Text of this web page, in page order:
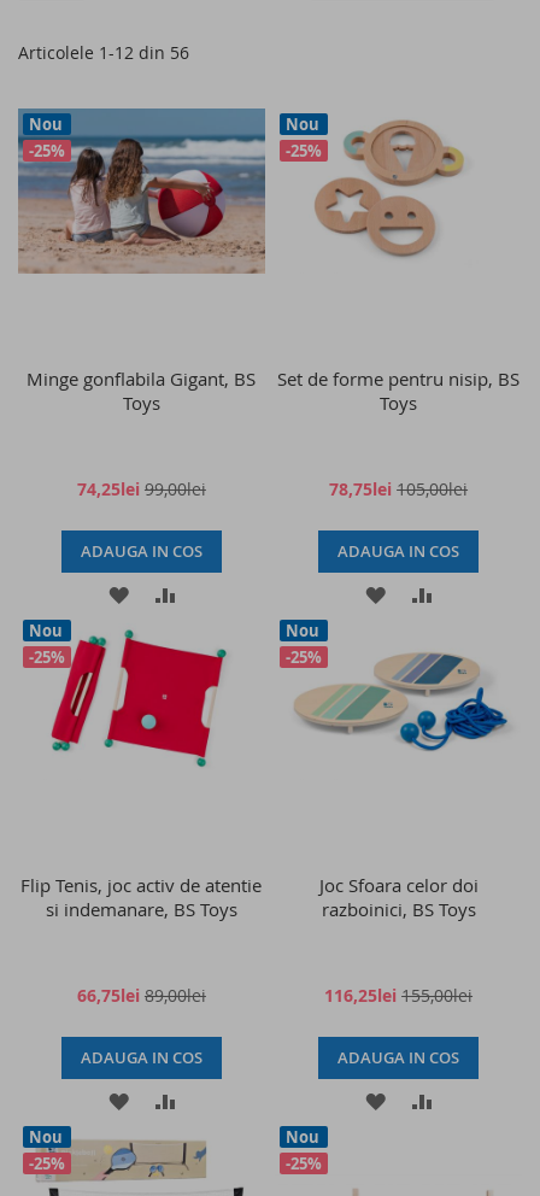
Articolele 1-12 din 56
Nou
-25%
Minge gonflabila Gigant, BS
Toys
74,25lei 99,00lei
ADAUGA IN COS
ADAUGATI
LA
LISTA
DE
DORINTE
ADAUGATI
COMPARARE
Nou
-25%
Set de forme pentru nisip, BS
Toys
78,75lei 105,00lei
ADAUGA IN COS
ADAUGATI
LISTA
DE
Nou
-25%
Flip Tenis, joc activ de atentie
si indemanare, BS Toys
66,75lei 89,00lei
ADAUGA IN COS
ADAUGATI
LA
LISTA
ADAUGATI
PENTRU
COMPARARE
Nou
-25%
Joc Sfoara celor doi
razboinici, BS Toys
116,25lei 155,00lei
ADAUGA IN COS
ADAUGATI
Nou
-25%
Nou
-25%